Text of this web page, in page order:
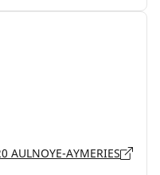
AYMERIES